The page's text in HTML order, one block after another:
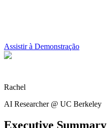
Assistir à Demonstração
Rachel
AI Researcher @ UC Berkeley
Executive Summary